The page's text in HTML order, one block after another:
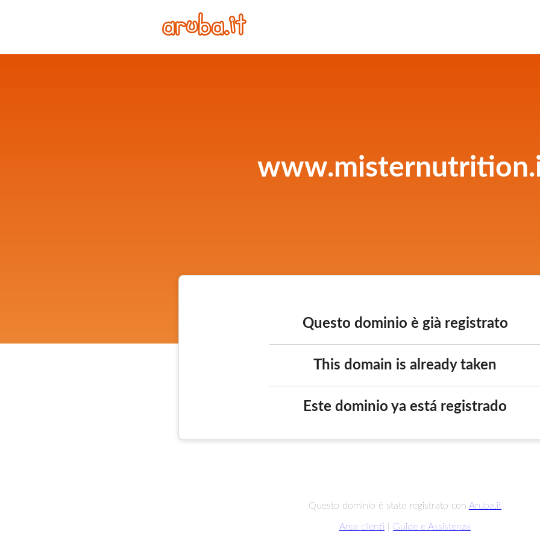
Questo dominio è già registrato
This domain is already taken
Este dominio ya está registrado
Questo dominio è stato registrato con Aruba.it
Area clienti Guide e Assistenza